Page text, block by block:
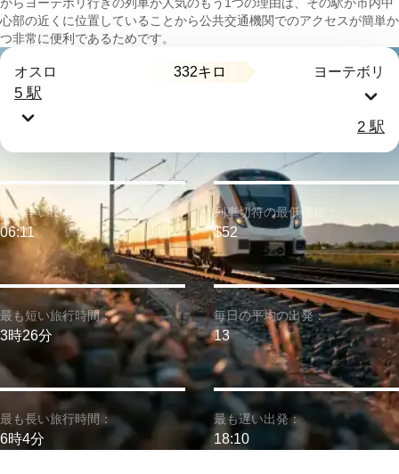
心部の近くに位置していることから公共交通機関でのアクセスが簡単か
つ非常に便利であるためです。
オスロ 332キロ ヨーテボリ
5 駅
2 駅
最も短い旅行時間：
3時26分
最も早い出発：
06:11
最も長い旅行時間：
6時4分
列車切符の最低価格：
$52
毎日の平均の出発：
13
最も遅い出発：
18:10